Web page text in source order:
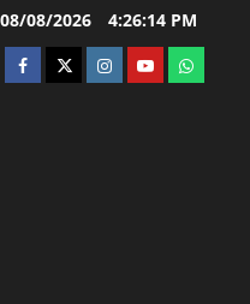
08/08/2026 4:26:15 PM
facebooktwitterinstagram.com
youtubewhatsapp